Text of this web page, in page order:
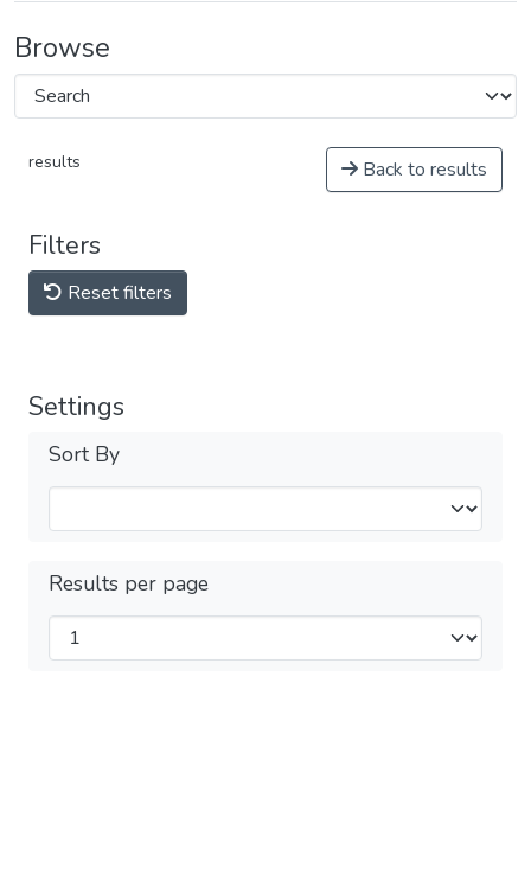
Browse
results Back to results
Filters
Reset filters
Settings
Sort By
Results per page